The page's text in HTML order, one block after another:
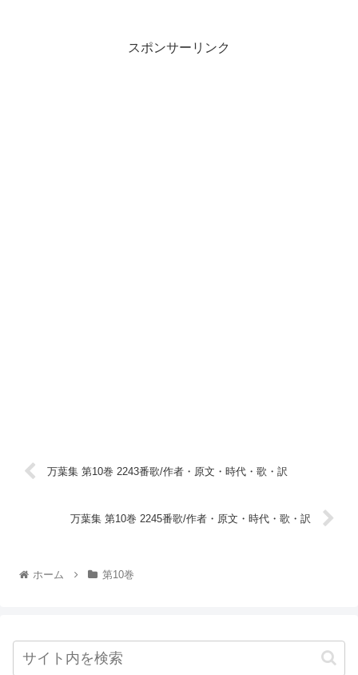
スポンサーリンク
万葉集 第10巻 2243番歌/作者・原文・時代・歌・訳
万葉集 第10巻 2245番歌/作者・原文・時代・歌・訳
ホーム 第10巻